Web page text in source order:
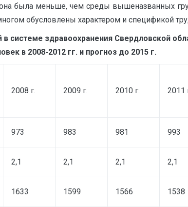
была меньше, чем среды вышеназванных
обусловлены характером и спецификой
системе здравоохранения Свердловской
в 2008-2012 гг. и прогноз до 2015 г.
2008 г. 2009 г. 2010 г. 2011
973 983 981 993
2,1 2,1 2,1 2,1
1633 1599 1566 1538